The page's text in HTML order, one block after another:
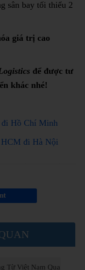
sân bay tối thiểu 2
giá trị cao
để được tư
khác nhé!
đi Hồ Chí Minh
HCM đi Hà Nội
Từ Việt Nam Qua